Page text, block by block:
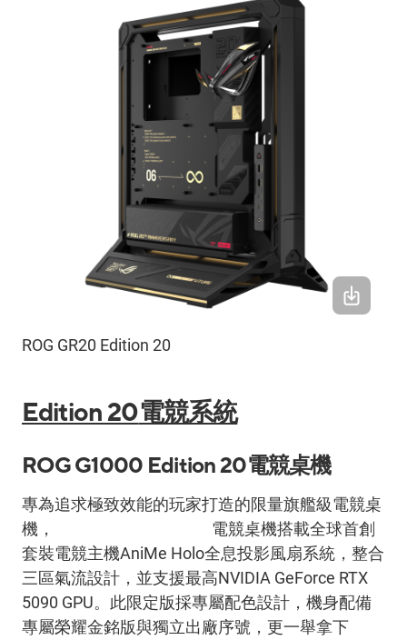
ROG GR20 Edition 20
Edition 20電競系統
ROG G1000 Edition 20電競桌機
專為追求極致效能的玩家打造的限量旗艦級電競桌
機，
電競桌機搭載全球首創
套裝電競主機AniMe Holo全息投影風扇系統，整合
三區氣流設計，並支援最高NVIDIA GeForce RTX
5090 GPU。此限定版採專屬配色設計，機身配備
專屬榮耀金銘版與獨立出廠序號，更一舉拿下